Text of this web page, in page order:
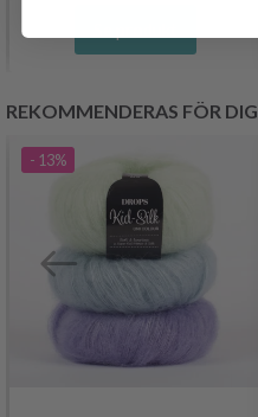
REKOMMENDERAS FÖR DIG
- 13%